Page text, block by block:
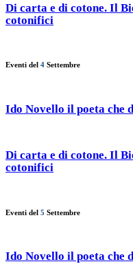
Di carta e di cotone. Il
cotonifici
Eventi del 4 Settembre
Ido Novello il poeta che
Di carta e di cotone. Il
cotonifici
Eventi del 5 Settembre
Ido Novello il poeta che